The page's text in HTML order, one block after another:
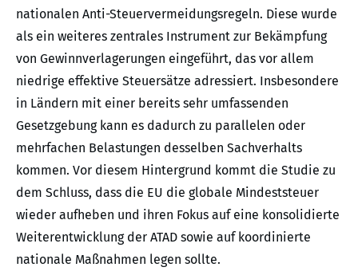
nationalen Anti-Steuervermeidungsregeln. Diese wurde
als ein weiteres zentrales Instrument zur Bekämpfung
von Gewinnverlagerungen eingeführt, das vor allem
niedrige effektive Steuersätze adressiert. Insbesondere
in Ländern mit einer bereits sehr umfassenden
Gesetzgebung kann es dadurch zu parallelen oder
mehrfachen Belastungen desselben Sachverhalts
kommen. Vor diesem Hintergrund kommt die Studie zu
dem Schluss, dass die EU die globale Mindeststeuer
wieder aufheben und ihren Fokus auf eine konsolidierte
Weiterentwicklung der ATAD sowie auf koordinierte
nationale Maßnahmen legen sollte.